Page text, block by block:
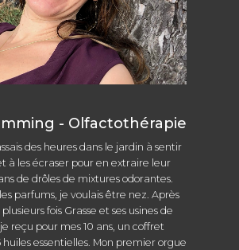
page
du
produit
- Olfactothérapie
des heures dans le jardin à sentir
à les écraser pour en extraire leur
de drôles de mixtures odorantes.
parfums, je voulais être nez. Après
fois Grasse et ses usines de
reçu pour mes 10 ans, un coffret
essentielles. Mon premier orgue